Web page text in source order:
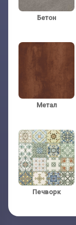
Телефон:
Телефон:
Бетон
Метал
Печворк